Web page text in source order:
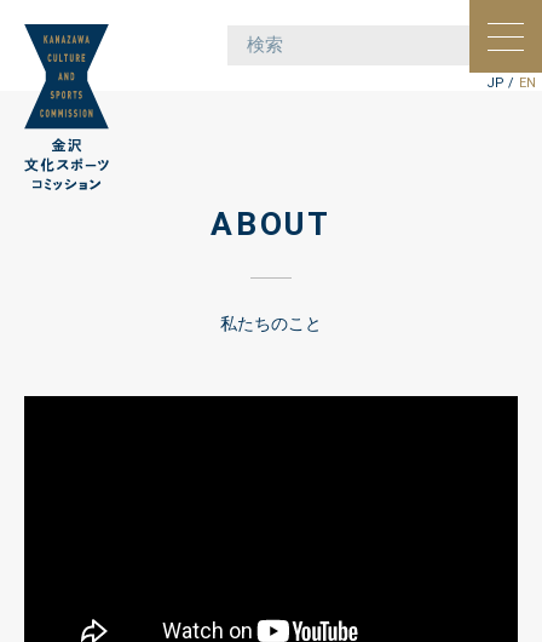
JP / EN
ABOUT
私たちのこと